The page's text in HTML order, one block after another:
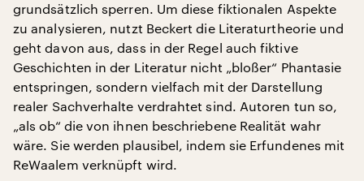
grundsätzlich sperren. Um diese fiktionalen Aspekte
zu analysieren, nutzt Beckert die Literaturtheorie und
geht davon aus, dass in der Regel auch fiktive
Geschichten in der Literatur nicht „bloßer“ Phantasie
entspringen, sondern vielfach mit der Darstellung
realer Sachverhalte verdrahtet sind. Autoren tun so,
„als ob“ die von ihnen beschriebene Realität wahr
wäre. Sie werden plausibel, indem sie Erfundenes mit
ReWaalem verknüpft wird.